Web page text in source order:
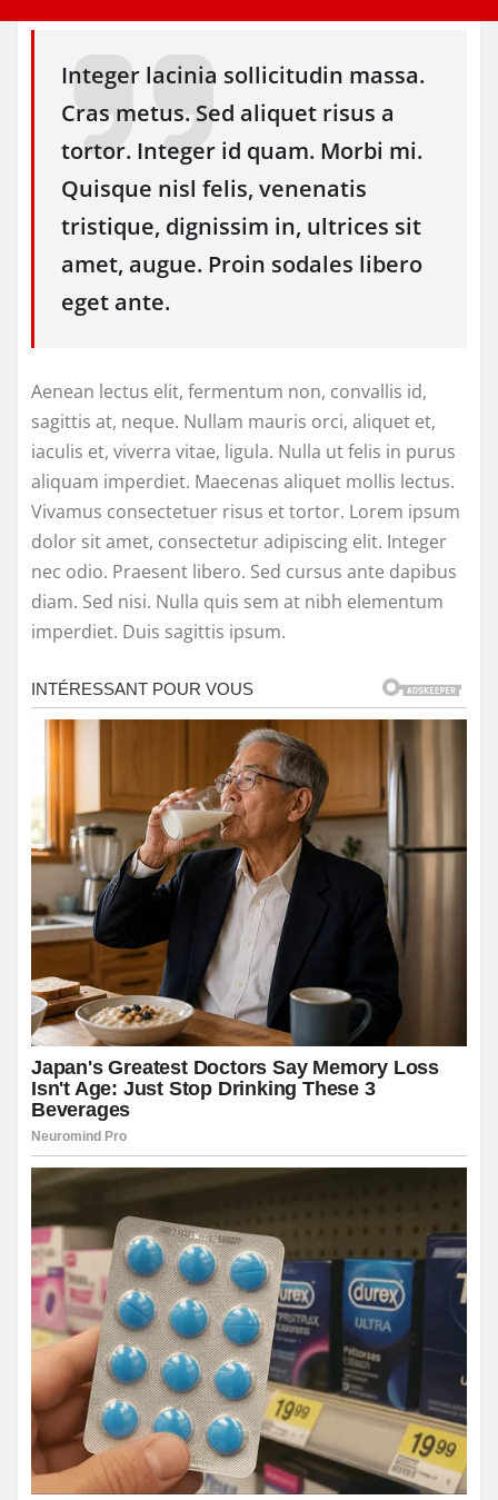
Integer lacinia sollicitudin massa.
Cras metus. Sed aliquet risus a
tortor. Integer id quam. Morbi mi.
Quisque nisl felis, venenatis
tristique, dignissim in, ultrices sit
amet, augue. Proin sodales libero
eget ante.
Aenean lectus elit, fermentum non, convallis id,
sagittis at, neque. Nullam mauris orci, aliquet et,
iaculis et, viverra vitae, ligula. Nulla ut felis in purus
aliquam imperdiet. Maecenas aliquet mollis lectus.
Vivamus consectetuer risus et tortor. Lorem ipsum
dolor sit amet, consectetur adipiscing elit. Integer
nec odio. Praesent libero. Sed cursus ante dapibus
diam. Sed nisi. Nulla quis sem at nibh elementum
imperdiet. Duis sagittis ipsum.